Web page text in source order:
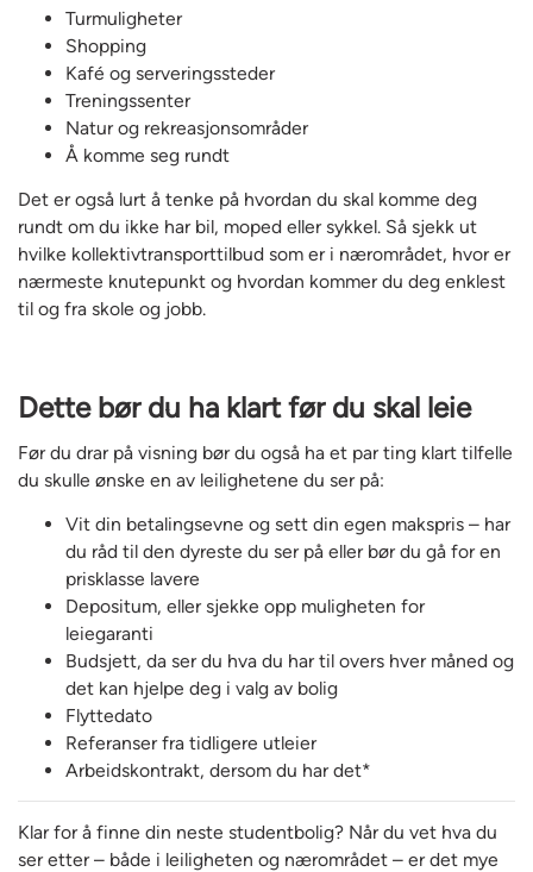
Turmuligheter
Shopping
Kafé og serveringssteder
Treningssenter
Natur og rekreasjonsområder
Å komme seg rundt
Det er også lurt å tenke på hvordan du skal komme deg
rundt om du ikke har bil, moped eller sykkel. Så sjekk ut
hvilke kollektivtransporttilbud som er i nærområdet, hvor er
nærmeste knutepunkt og hvordan kommer du deg enklest
til og fra skole og jobb.
Dette bør du ha klart før du skal leie
Før du drar på visning bør du også ha et par ting klart tilfelle
du skulle ønske en av leilighetene du ser på:
Vit din betalingsevne og sett din egen makspris – har
du råd til den dyreste du ser på eller bør du gå for en
prisklasse lavere
Depositum, eller sjekke opp muligheten for
leiegaranti
Budsjett, da ser du hva du har til overs hver måned og
det kan hjelpe deg i valg av bolig
Flyttedato
Referanser fra tidligere utleier
Arbeidskontrakt, dersom du har det*
Klar for å finne din neste studentbolig? Når du vet hva du
ser etter – både i leiligheten og nærområdet – er det mye